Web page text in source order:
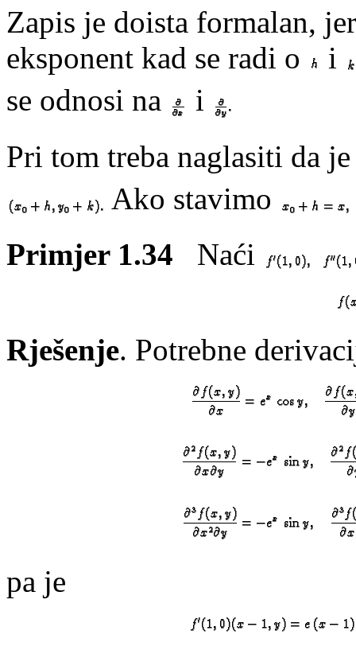
Zapis je doista formalan,
eksponent kad se radi o
i
se odnosi na
i
Pri tom treba naglasiti da
Ako stavimo
Primjer 1.34 Naći
Rješenje. Potrebne
pa je